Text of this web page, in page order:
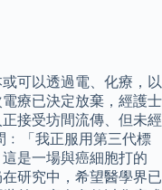
可以透過電、化療，以
療已決定放棄，經護士
接受坊間流傳、但未經
﹕「我正服用第三代標
是一場與癌細胞打的
研究中，希望醫學界已